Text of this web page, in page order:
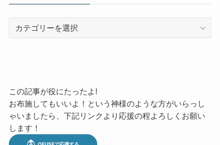
この記事が役にたったよ!
お布施してもいいよ！という神様のような方がいらっし
ゃいましたら、下記リンクより応援の程よろしくお願い
します！